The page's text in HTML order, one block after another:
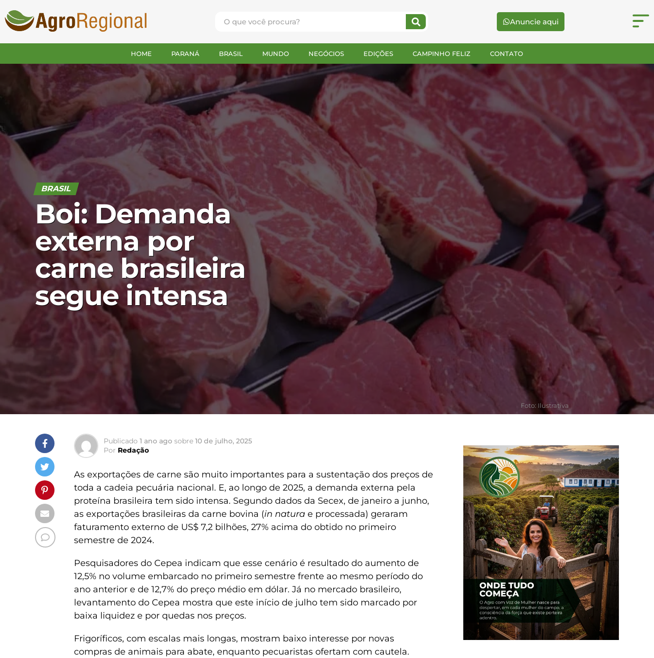
Anuncie aqui
HOME PARANÁ BRASIL MUNDO NEGÓCIOS EDIÇÕES CAMPINHO FELIZ CONTATO
BRASIL
Boi: Demanda
externa por
carne brasileira
segue intensa
Foto: Ilustrativa
Publicado 1 ano ago sobre 10 de julho, 2025
Por Redação
As exportações de carne são muito importantes para a sustentação dos preços de
toda a cadeia pecuária nacional. E, ao longo de 2025, a demanda externa pela
proteína brasileira tem sido intensa. Segundo dados da Secex, de janeiro a junho,
as exportações brasileiras da carne bovina (in natura e processada) geraram
faturamento externo de US$ 7,2 bilhões, 27% acima do obtido no primeiro
semestre de 2024.
Pesquisadores do Cepea indicam que esse cenário é resultado do aumento de
12,5% no volume embarcado no primeiro semestre frente ao mesmo período do
ano anterior e de 12,7% do preço médio em dólar. Já no mercado brasileiro,
levantamento do Cepea mostra que este início de julho tem sido marcado por
baixa liquidez e por quedas nos preços.
Frigoríficos, com escalas mais longas, mostram baixo interesse por novas
compras de animais para abate, enquanto pecuaristas ofertam com cautela.